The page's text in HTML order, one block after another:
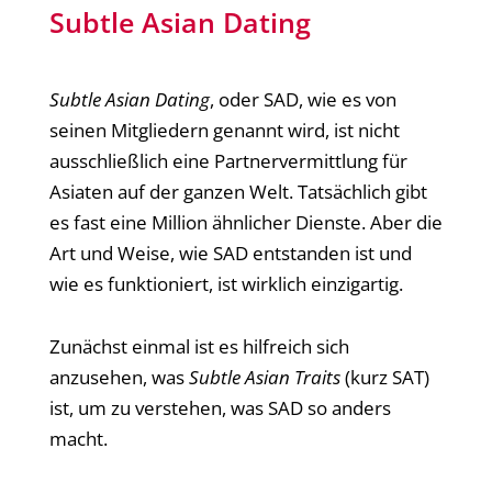
Subtle Asian Dating
Subtle Asian Dating, oder SAD, wie es von
seinen Mitgliedern genannt wird, ist nicht
ausschließlich eine Partnervermittlung für
Asiaten auf der ganzen Welt. Tatsächlich gibt
es fast eine Million ähnlicher Dienste. Aber die
Art und Weise, wie SAD entstanden ist und
wie es funktioniert, ist wirklich einzigartig.
Zunächst einmal ist es hilfreich sich
anzusehen, wasSubtle Asian Traits(kurz SAT)
ist, um zu verstehen, was SAD so anders
macht.